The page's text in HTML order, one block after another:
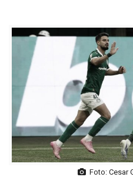
Foto: Cesar